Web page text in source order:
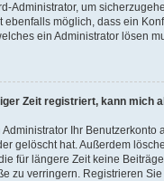
Administrator, um
ebenfalls möglich, dass ein
ein Administrator lösen
Zeit registriert, kann mich
Administrator Ihr Benutzerkonto
gelöscht hat. Außerdem
für längere Zeit keine
zu verringern. Registrieren